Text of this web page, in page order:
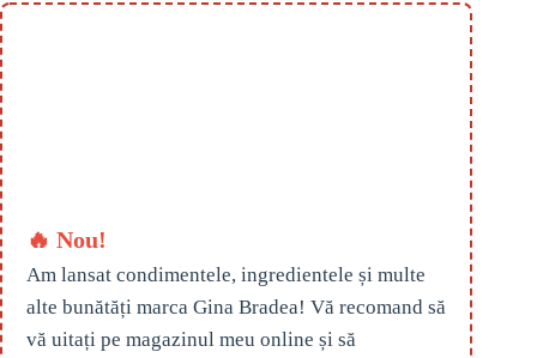
🔥 Nou!
Am lansat condimentele, ingredientele și multe
alte bunătăți marca Gina Bradea! Vă recomand să
vă uitați pe magazinul meu online și să